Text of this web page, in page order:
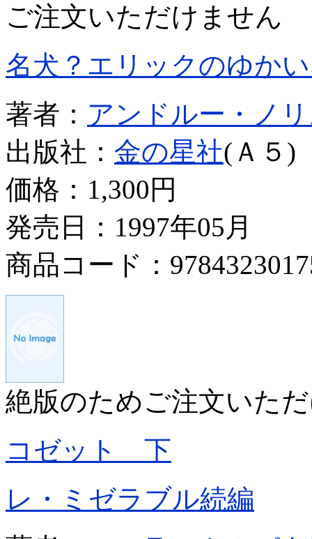
ご注文いただけません
名犬？エリックのゆか
著者： アンドルー・ノ
出版社： 金の星社(Ａ５)
価格： 1,300円
発売日：1997年05月
商品コード：
絶版のためご注文いた
コゼット 下
レ・ミゼラブル続編